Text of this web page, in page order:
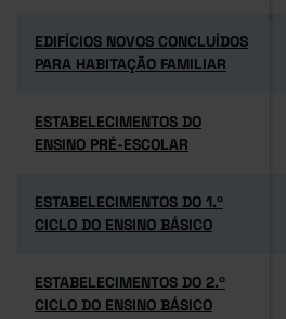
EDIFÍCIOS NOVOS CONCLUÍDOS
PARA HABITAÇÃO FAMILIAR
EDIFÍCIOS NOVOS CONCLUÍDOS
PARA HABITAÇÃO FAMILIAR
ESTABELECIMENTOS DO
ENSINO PRÉ-ESCOLAR
ESTABELECIMENTOS DO
ENSINO PRÉ-ESCOLAR
ESTABELECIMENTOS DO 1.º
CICLO DO ENSINO BÁSICO
ESTABELECIMENTOS DO 1.º
CICLO DO ENSINO BÁSICO
ESTABELECIMENTOS DO 2.º
CICLO DO ENSINO BÁSICO
ESTABELECIMENTOS DO 2.º
CICLO DO ENSINO BÁSICO